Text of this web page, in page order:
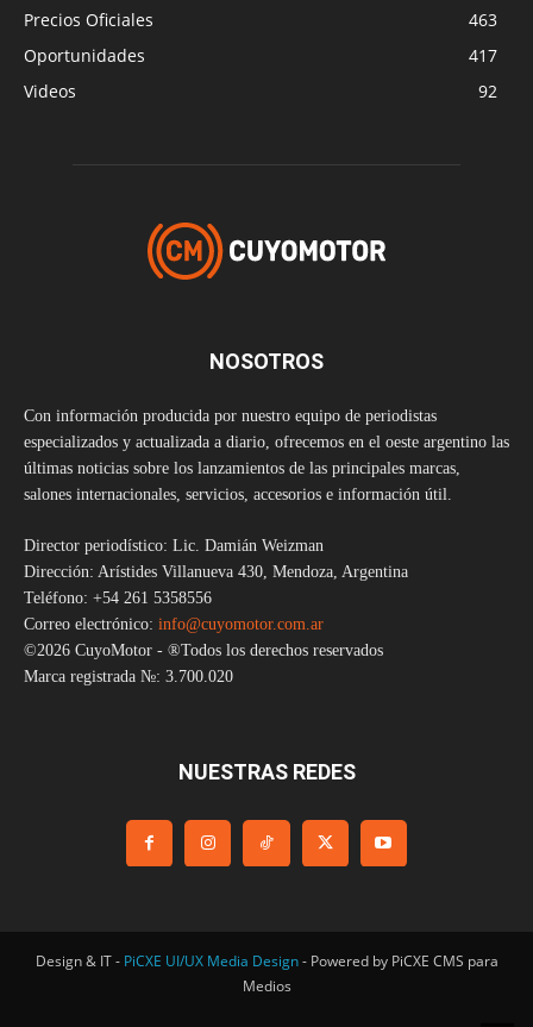
Precios Oficiales
463
Oportunidades
417
Videos
92
NOSOTROS
Con información producida por nuestro equipo de periodistas
especializados y actualizada a diario, ofrecemos en el oeste argentino las
últimas noticias sobre los lanzamientos de las principales marcas,
salones internacionales, servicios, accesorios e información útil.
Director periodístico: Lic. Damián Weizman
Dirección: Arístides Villanueva 430, Mendoza, Argentina
Teléfono: +54 261 5358556
Correo electrónico: info@cuyomotor.com.ar
©2026 CuyoMotor - ®Todos los derechos reservados
Marca registrada №: 3.700.020
NUESTRAS REDES
Design & IT - PiCXE UI/UX Media Design- Powered by PiCXE CMS para
Medios